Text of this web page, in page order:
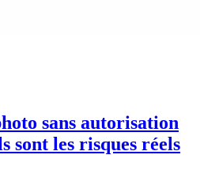
sans autorisation
sont les risques réels